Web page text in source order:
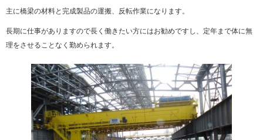
主に橋梁の材料と完成製品の運搬、反転作業になります。
長期に仕事がありますので長く働きたい方にはお勧めですし、定年まで体に無
理をさせることなく勤められます。